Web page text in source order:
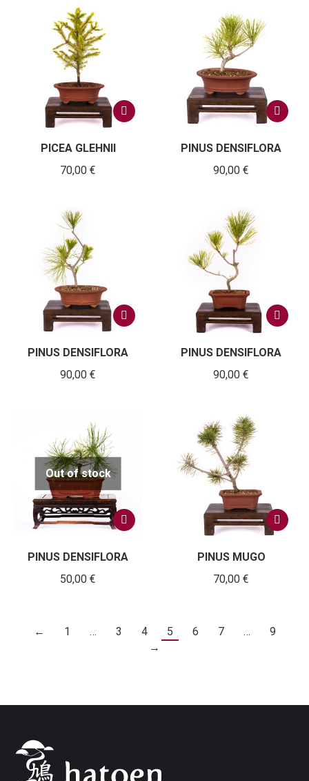
PICEA GLEHNII
70,00 €
PINUS DENSIFLORA
90,00 €
PINUS DENSIFLORA
90,00 €
PINUS DENSIFLORA
90,00 €
Out of stock
PINUS DENSIFLORA
50,00 €
PINUS MUGO
70,00 €
← 1 … 3 4 5 6 7 …
9
→